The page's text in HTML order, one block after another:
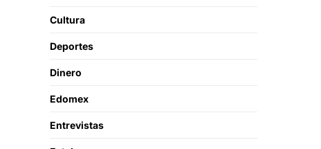
Cultura
Deportes
Dinero
Edomex
Entrevistas